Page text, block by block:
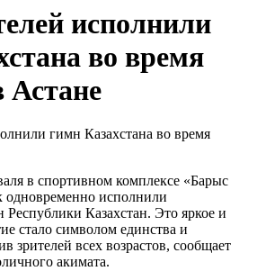
исполнили
во время
Астане
в спортивном комплексе «Барыс
одновременно исполнили
Казахстан. Это яркое и
стало символом единства и
зрителей всех возрастов, сообщает
акимата.